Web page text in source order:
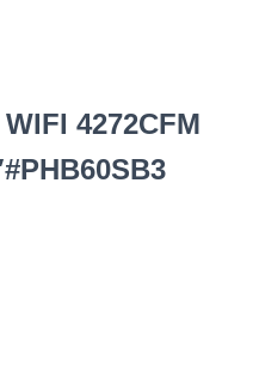
4272CFM